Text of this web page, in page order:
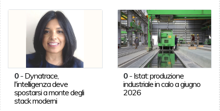
0- Dynatrace,
l'intelligenza deve
spostarsi a monte degli
stack moderni
0 - Istat: produzione
industriale in calo a giugno
2026